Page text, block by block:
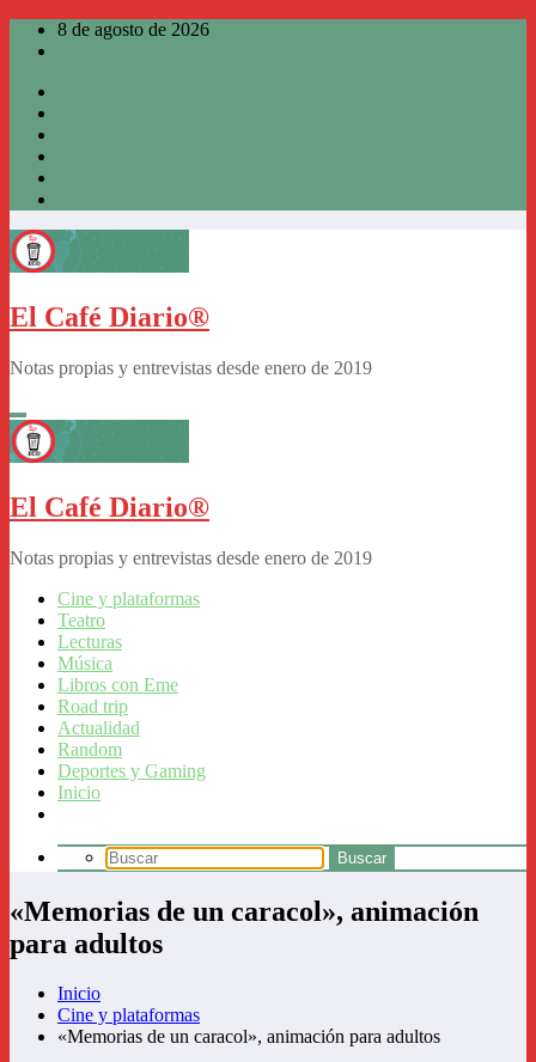
Saltar
8 de agosto de 2026
El Café Diario®
Notas propias y entrevistas desde enero de 2019
El Café Diario®
Notas propias y entrevistas desde enero de 2019
Cine y plataformas
Teatro
Lecturas
Música
Libros con Eme
Road trip
Actualidad
Random
Deportes y Gaming
Inicio
«Memorias de un caracol», animación
para adultos
Inicio
Cine y plataformas
«Memorias de un caracol», animación para adultos